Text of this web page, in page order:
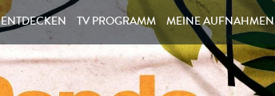
ENTDECKEN TV PROGRAMM MEINEAUFNAHMEN